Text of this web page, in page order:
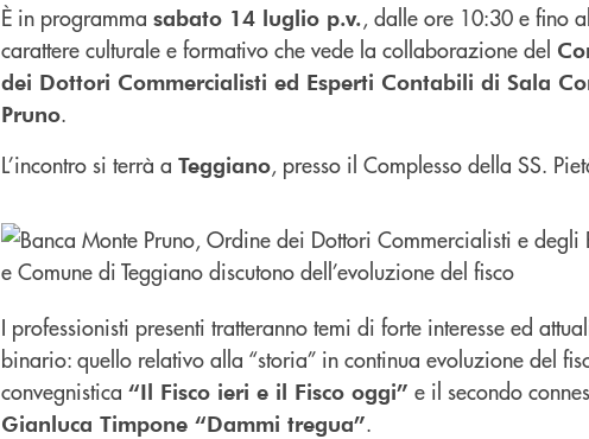
È in programma sabato 14 luglio p.v., dalle ore 10:30 e fino
carattere culturale e formativo che vede la collaborazione del
dei Dottori Commercialisti ed Esperti Contabili di Sala
Pruno.
L’incontro si terrà a Teggiano, presso il Complesso della SS.
I professionisti presenti tratteranno temi di forte interesse ed
binario: quello relativo alla “storia” in continua evoluzione del
convegnistica “Il Fisco ieri e il Fisco oggi” e il secondo
Gianluca Timpone “Dammi tregua”.